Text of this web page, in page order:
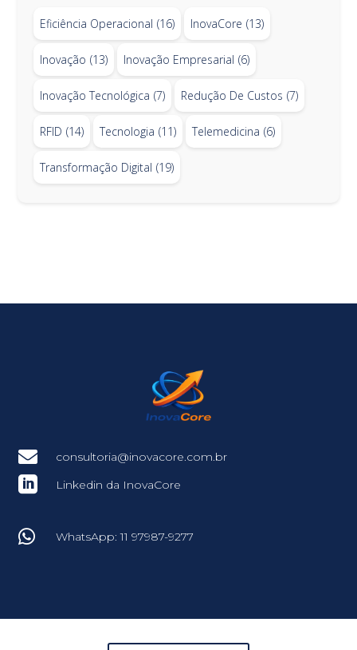
Eficiência Operacional (16) InovaCore (13)
Inovação (13) Inovação Empresarial (6)
Inovação Tecnológica (7) Redução De Custos (7)
RFID (14) Tecnologia (11) Telemedicina (6)
Transformação Digital (19)
 consultoria@inovacore.com.br
 Linkedin da InovaCore
 WhatsApp: 11 97987-9277